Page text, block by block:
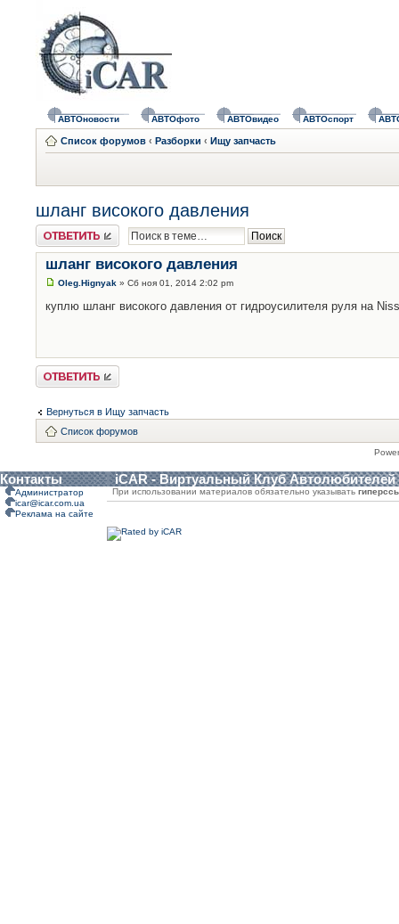
АВТОновости АВТОфото АВТОвидео АВТОспорт
Список форумов ‹ Разборки ‹ Ищу запчасть
шланг високого давления
Ответить
шланг високого давления
Oleg.Hignyak » Сб ноя 01, 2014 2:02 pm
куплю шланг високого давления от гидроусилителя руля на
Ответить
Вернуться в Ищу запчасть
Список форумов
Контакты iCAR - Виртуальный Клуб Автолюбителей
Администратор
icar@icar.com.ua
Реклама на сайте
При использовании материалов обязательно указывать